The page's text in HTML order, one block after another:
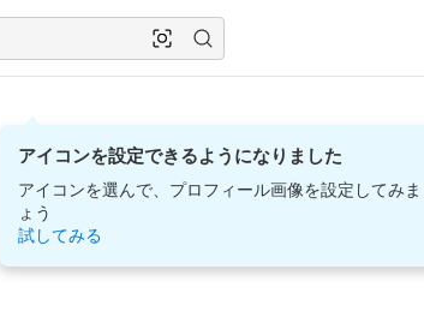
アイコンを設定できるようになりました
アイコンを選んで、プロフィール画像を設定してみ
ょう
試してみる